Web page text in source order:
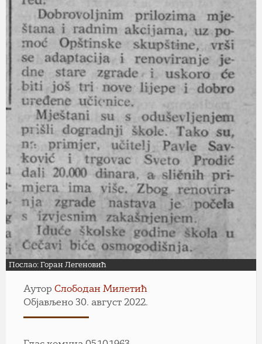
Послао: Горан Легеновић
Аутор Слободан Милетић
Објављено 30. август 2022.